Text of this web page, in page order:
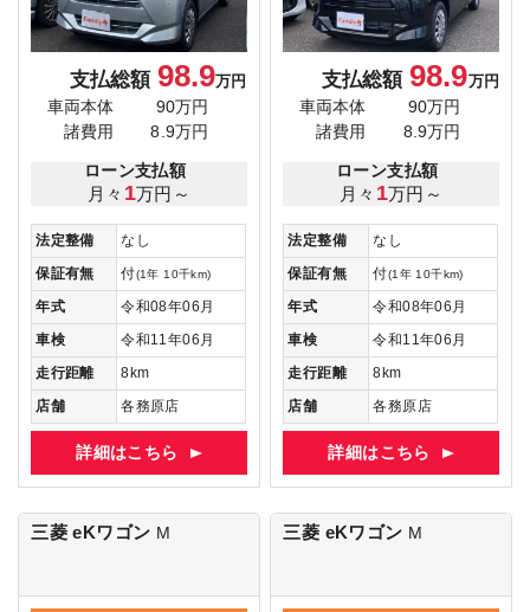
支払総額 98.9万円
車両本体
90万円
諸費用
8.9万円
ローン支払額
月々 1万円～
法定整備
なし
保証有無
付(1年 10千km)
年式
令和08年06月
車検
令和11年06月
走行距離
8km
店舗
各務原店
詳細はこちら
支払総額 98.9万円
車両本体
90万円
諸費用
8.9万円
ローン支払額
月々 1万円～
法定整備
なし
保証有無
付(1年 10千km)
年式
令和08年06月
車検
令和11年06月
走行距離
8km
店舗
各務原店
詳細はこちら
三菱 eKワゴン M 三菱 eKワゴン M